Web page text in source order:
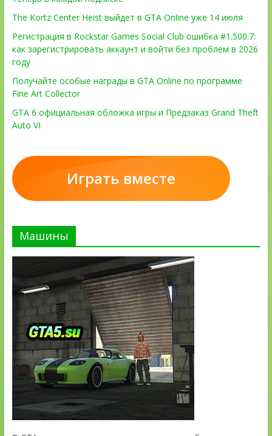
The Kortz Center Heist выйдет в GTA Online уже 14 июля
Регистрация в Rockstar Games Social Club ошибка #1.500.7:
как зарегистрировать аккаунт и войти без проблем в 2026
году
Получайте особые награды в GTA Online по программе
Fine Art Collector
GTA 6 официальная обложка игры и Предзаказ Grand Theft
Auto VI
Играть вместе
Машины